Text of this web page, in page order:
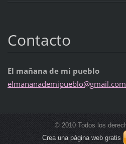
Contacto
El mañana de mi pueblo
elmananademipueblo@gmail.com
© 2010 Todos los
Crea una página web gratis